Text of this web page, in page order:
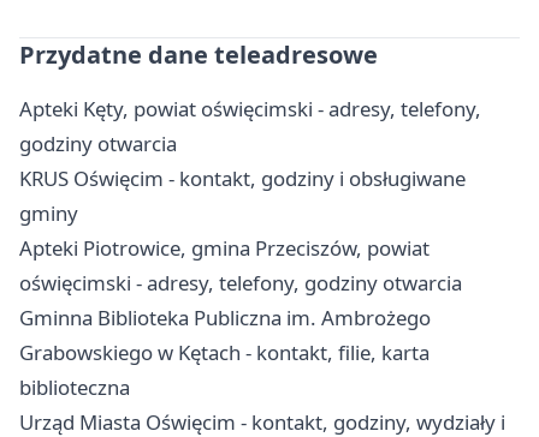
Przydatne dane teleadresowe
Apteki Kęty, powiat oświęcimski - adresy, telefony,
godziny otwarcia
KRUS Oświęcim - kontakt, godziny i obsługiwane
gminy
Apteki Piotrowice, gmina Przeciszów, powiat
oświęcimski - adresy, telefony, godziny otwarcia
Gminna Biblioteka Publiczna im. Ambrożego
Grabowskiego w Kętach - kontakt, filie, karta
biblioteczna
Urząd Miasta Oświęcim - kontakt, godziny, wydziały i